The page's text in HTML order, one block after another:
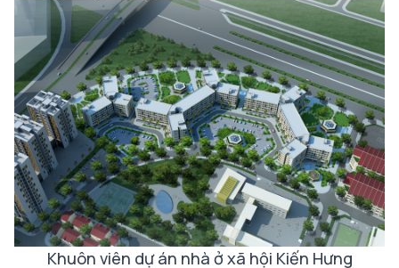
Khuôn viên dự án nhà ở xã hội Kiến Hưng